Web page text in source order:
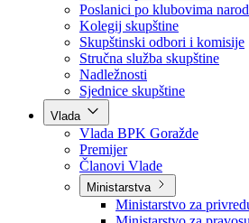
Skupština BPK Goražde
Rukovodstvo
Poslanici po strankama
Poslanici po klubovima naroda
Kolegij skupštine
Skupštinski odbori i komisije
Stručna služba skupštine
Nadležnosti
Sjednice skupštine
Vlada
Vlada BPK Goražde
Premijer
Članovi Vlade